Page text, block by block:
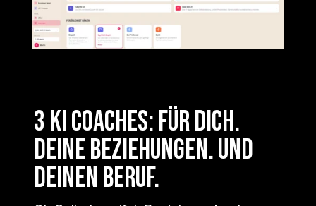
3 KI COACHES: FÜR DICH.
DEINE BEZIEHUNGEN. UND
Deinen BERUF.